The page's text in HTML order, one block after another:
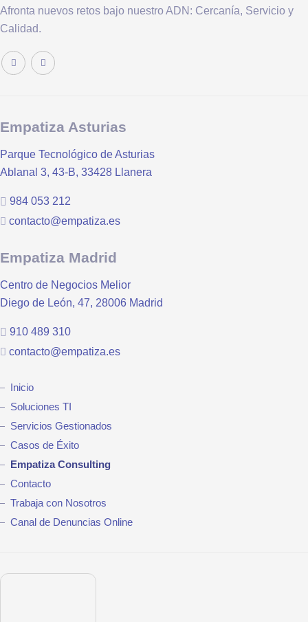
Afronta nuevos retos bajo nuestro ADN: Cercanía, Servicio y
Calidad.
Empatiza Asturias
Parque Tecnológico de Asturias
Ablanal 3, 43-B, 33428 Llanera
984 053 212
contacto@empatiza.es
Empatiza Madrid
Centro de Negocios Melior
Diego de León, 47, 28006 Madrid
910 489 310
contacto@empatiza.es
Inicio
Soluciones TI
Servicios Gestionados
Casos de Éxito
Empatiza Consulting
Contacto
Trabaja con Nosotros
Canal de Denuncias Online